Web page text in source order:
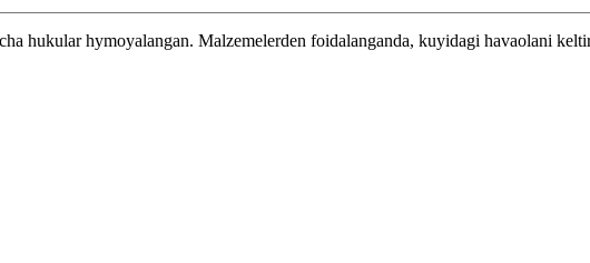
hukular hymoyalangan. Malzemelerden foidalanganda, kuyidagi havaolani